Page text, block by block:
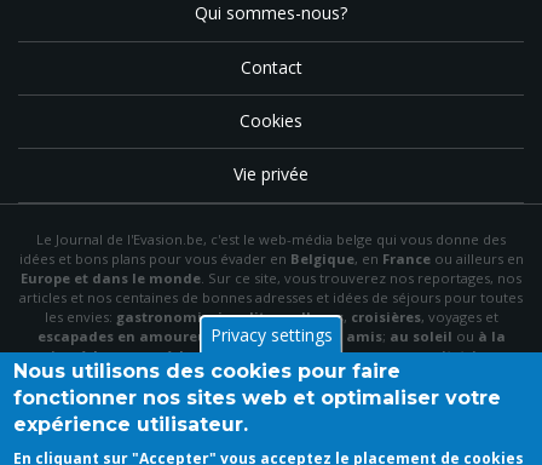
Qui sommes-nous?
Contact
Cookies
Vie privée
Le Journal de l'Evasion.be, c'est le web-média belge qui vous donne des
idées et bons plans pour vous évader en Belgique, en Franceou ailleurs en
Europe et dans le monde . Sur ce site, vous trouverez nos reportages, nos
articles et nos centaines de bonnes adresses et idées de séjours pour toutes
les envies: gastronomie,insolite,wellness, croisières, voyages et
escapades en amoureux,en famille,entre amis; au soleil ou à la
neige,à la merouà la montagne à la campagneou encitytrip, en
hôtel, en gîteou enchambre d'hôte…
N'hésitez pas à utiliser le menu et la barre de recherche pour trouver le bon
plan idéal parmi nos articles et archives, à "aimer" notre
vous inscrire à notre newsletter mensuelle pour recevoir en primeur nos
Privacy settings
Nous utilisons des cookies pour faire
fonctionner nos sites web et optimaliser votre
expérience utilisateur.
En cliquant sur "Accepter" vous acceptez le placement de cookies